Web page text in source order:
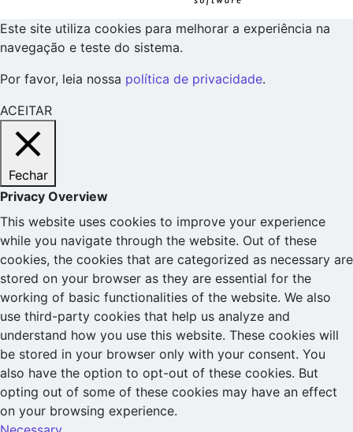
Este site utiliza cookies para melhorar a experiência na
navegação e teste do sistema.
Por favor, leia nossa política de privacidade.
ACEITAR
Fechar
Privacy Overview
This website uses cookies to improve your experience
while you navigate through the website. Out of these
cookies, the cookies that are categorized as necessary are
stored on your browser as they are essential for the
working of basic functionalities of the website. We also
use third-party cookies that help us analyze and
understand how you use this website. These cookies will
be stored in your browser only with your consent. You
also have the option to opt-out of these cookies. But
opting out of some of these cookies may have an effect
on your browsing experience.